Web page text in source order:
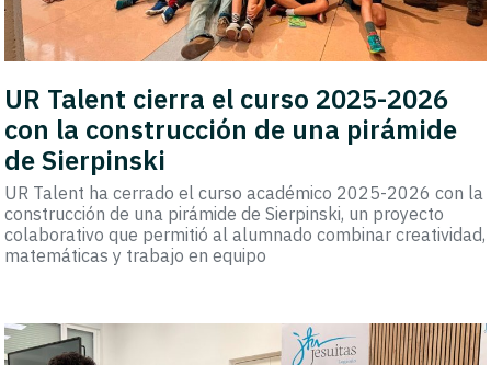
UR Talent cierra el curso 2025-2026
con la construcción de una pirámide
de Sierpinski
UR Talent ha cerrado el curso académico 2025-2026 con la
construcción de una pirámide de Sierpinski, un proyecto
colaborativo que permitió al alumnado combinar creatividad,
matemáticas y trabajo en equipo